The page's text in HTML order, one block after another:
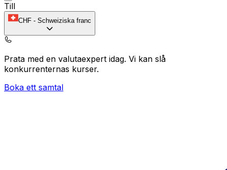
Till
CHF - Schweiziska franc
Prata med en valutaexpert idag. Vi kan slå
konkurrenternas kurser.
Boka ett samtal